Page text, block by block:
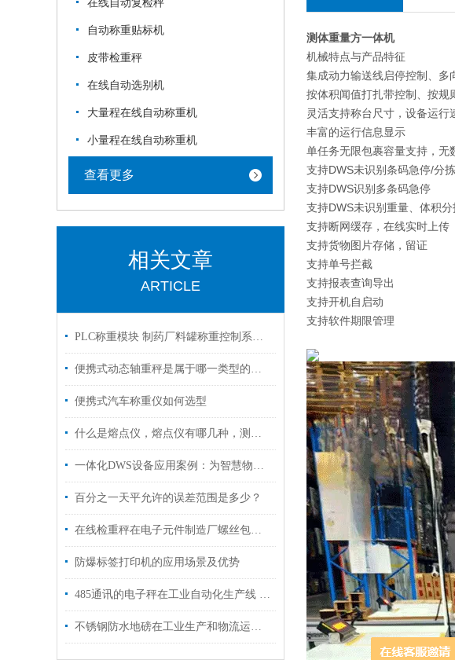
在线自动复检秤
自动称重贴标机
皮带检重秤
在线自动选别机
大量程在线自动称重机
小量程在线自动称重机
查看更多
相关文章
ARTICLE
PLC称重模块 制药厂料罐称重控制系统 如何选型
便携式动态轴重秤是属于哪一类型的称重设备?
便携式汽车称重仪如何选型
什么是熔点仪，熔点仪有哪几种，测量原理是什么？
一体化DWS设备应用案例：为智慧物流枢纽打造“无人化”数据采集通道
百分之一天平允许的误差范围是多少？
在线检重秤在电子元件制造厂螺丝包装称重中的应用案例
防爆标签打印机的应用场景及优势
485通讯的电子秤在工业自动化生产线 多站式配料系统中的应用
不锈钢防水地磅在工业生产和物流运营中发挥着关键的作用
测体重量方一体机
机械特点与产品特征
集成动力输送线启停控制、多
按体积闻值打扎带控制、按规
灵活支持称台尺寸，设备运
丰富的运行信息显示
单任务无限包裹容量支持，无
支持DWS未识别条码急停/分
支持DWS识别多条码急停
支持DWS未识别重量、体积
支持断网缓存，在线实时上传
支持货物图片存储，留证
支持单号拦截
支持报表查询导出
支持开机自启动
支持软件期限管理